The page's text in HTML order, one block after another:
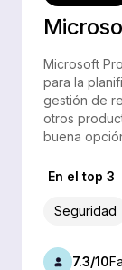
Microsoft
para la
gestión de
otros
buena
En el top 3
Seguridad
7.3/10